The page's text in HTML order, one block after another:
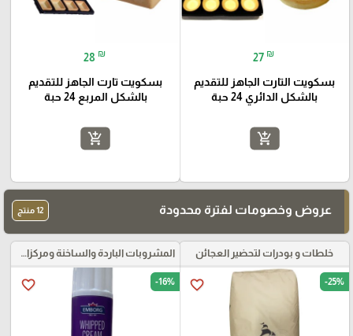
27 ₪
بسكويت التارت الجاهز للتقديم
بالشكل الدائري 24 حبة
add_shopping_cart
28 ₪
بسكويت تارت الجاهز للتقديم
بالشكل المربع 24 حبة
add_shopping_cart
عروض وخصومات لفترة محدودة 12 منتج
خلطات و بودرات لتحضير العجائن
favorite_border -25%
المشروبات الباردة والساخنة ومركزات الموهيتو
favorite_border -16%